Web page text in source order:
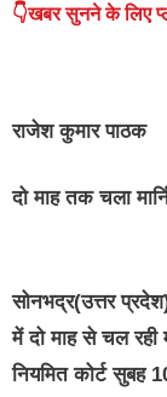
👇खबर सुनने के लिए
राजेश कुमार पाठक
दो माह तक चला
सोनभद्र(उत्तर
में दो माह से चल रही
नियमित कोर्ट सुबह